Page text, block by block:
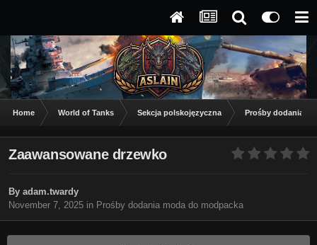
Home World of Tanks Sekcja polskojęzyczna Prośby dodania
Zaawansowane drzewko
By adam.twardy
November 7, 2025 in Prośby dodania moda do modpacka